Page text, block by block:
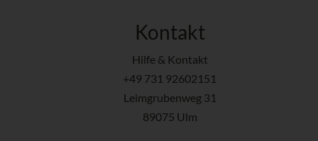
Kontakt
Hilfe & Kontakt
+49 731 92602151
Leimgrubenweg 31
89075 Ulm